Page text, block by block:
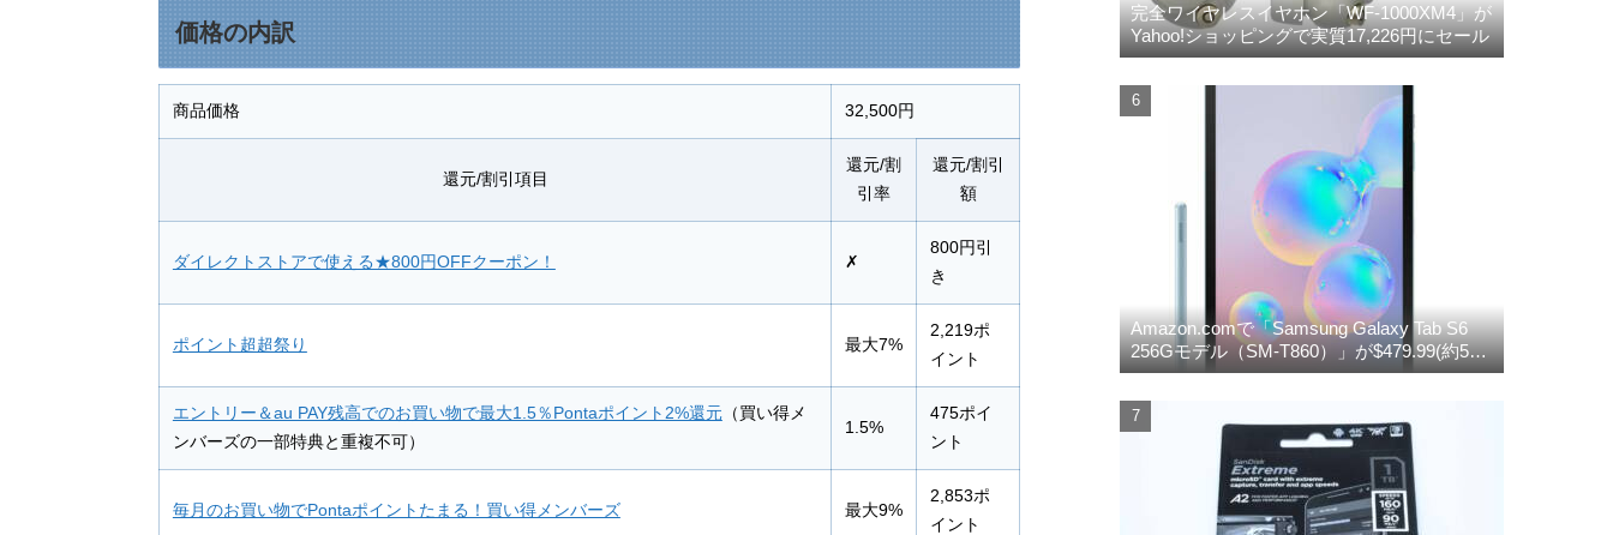
価格の内訳
商品価格 32,500円
還元/割引項目
還元/割
引率
還元/割引
額
ダイレクトストアで使える★800円OFFクーポン！ ✗
800円引
き
ポイント超超祭り 最大7%
2,219ポ
イント
エントリー＆au PAY残高でのお買い物で最大1.5％Pontaポイント2%還元（買い得メ
ンバーズの一部特典と重複不可）
1.5%
475ポイ
ント
毎月のお買い物でPontaポイントたまる！買い得メンバーズ 最大9%
2,853ポ
イント
完全ワイヤレスイヤホン「WF-1000XM4」が
Yahoo!ショッピングで実質17,226円にセール
Amazon.comで「Samsung Galaxy Tab S6
256Gモデル（SM-T860）」が$479.99(約5万
円)に値下がり